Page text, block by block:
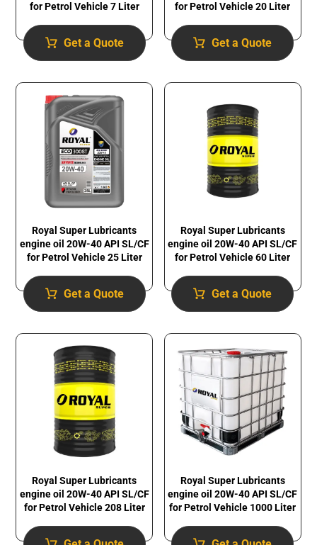
for Petrol Vehicle 7 Liter
Get a Quote
for Petrol Vehicle 20 Liter
Get a Quote
Royal Super Lubricants
engine oil 20W-40 API SL/CF
for Petrol Vehicle 25 Liter
Get a Quote
Royal Super Lubricants
engine oil 20W-40 API SL/CF
for Petrol Vehicle 60 Liter
Get a Quote
Royal Super Lubricants
engine oil 20W-40 API SL/CF
for Petrol Vehicle 208 Liter
Royal Super Lubricants
engine oil 20W-40 API SL/CF
for Petrol Vehicle 1000 Liter